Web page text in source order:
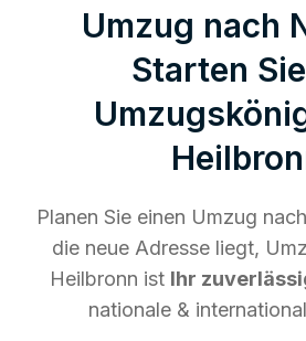
Umzug nach
Starten
Planen Sie einen Umzug
die neue Adresse liegt,
Heilbronn ist Ihr
nationale &